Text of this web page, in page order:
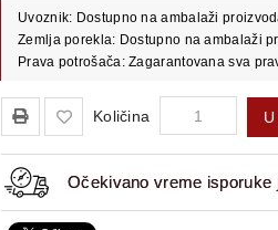
Uvoznik: Dostupno na ambalaži
Zemlja porekla: Dostupno na ambalaži
Prava potrošača: Zagarantovana sva
Količina
Očekivano vreme isporuke